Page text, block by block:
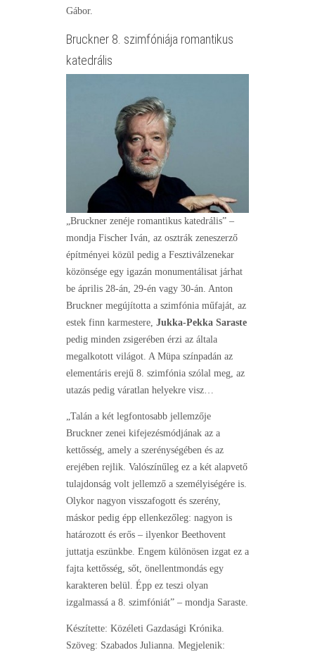
Gábor.
Bruckner 8. szimfóniája romantikus
katedrális
„Bruckner zenéje romantikus katedrális” –
mondja Fischer Iván, az osztrák zeneszerző
építményei közül pedig a Fesztiválzenekar
közönsége egy igazán monumentálisat járhat
be április 28-án, 29-én vagy 30-án. Anton
Bruckner megújította a szimfónia műfaját, az
estek finn karmestere, Jukka-Pekka Saraste
pedig minden zsigerében érzi az általa
megalkotott világot. A Müpa színpadán az
elementáris erejű 8. szimfónia szólal meg, az
utazás pedig váratlan helyekre visz…
„Talán a két legfontosabb jellemzője
Bruckner zenei kifejezésmódjának az a
kettősség, amely a szerénységében és az
erejében rejlik. Valószínűleg ez a két alapvető
tulajdonság volt jellemző a személyiségére is.
Olykor nagyon visszafogott és szerény,
máskor pedig épp ellenkezőleg: nagyon is
határozott és erős – ilyenkor Beethovent
juttatja eszünkbe. Engem különösen izgat ez a
fajta kettősség, sőt, önellentmondás egy
karakteren belül. Épp ez teszi olyan
izgalmassá a 8. szimfóniát” – mondja Saraste.
Készítette: Közéleti Gazdasági Krónika.
Szöveg: Szabados Julianna. Megjelenik: